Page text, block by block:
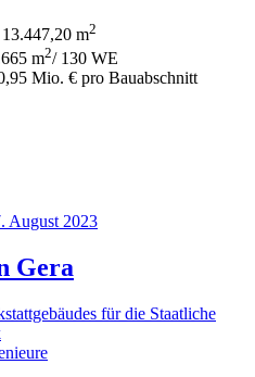
m2
m2/ 130 WE
Mio. € pro Bauabschnitt
August 2023
Gera